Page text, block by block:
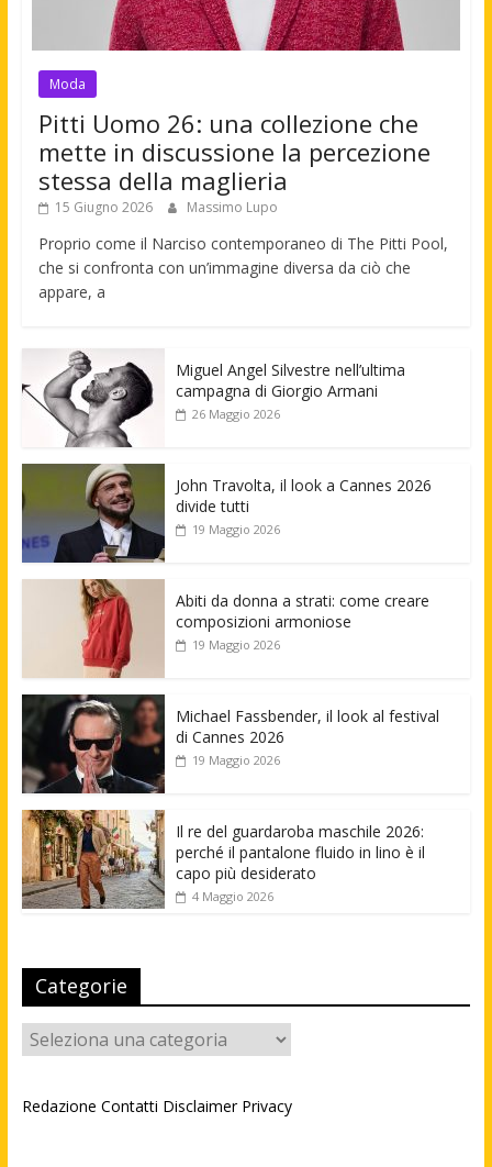
Moda
Pitti Uomo 26: una collezione che
mette in discussione la percezione
stessa della maglieria
15 Giugno 2026 Massimo Lupo
Proprio come il Narciso contemporaneo di The Pitti Pool,
che si confronta con un’immagine diversa da ciò che
appare, a
Miguel Angel Silvestre nell’ultima
campagna di Giorgio Armani
26 Maggio 2026
John Travolta, il look a Cannes 2026
divide tutti
19 Maggio 2026
Abiti da donna a strati: come creare
composizioni armoniose
19 Maggio 2026
Michael Fassbender, il look al festival
di Cannes 2026
19 Maggio 2026
Il re del guardaroba maschile 2026:
perché il pantalone fluido in lino è il
capo più desiderato
4 Maggio 2026
Categorie
Categorie
Redazione Contatti Disclaimer Privacy